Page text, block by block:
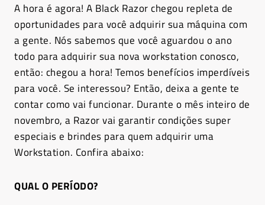
A hora é agora! A Black Razor chegou repleta de
oportunidades para você adquirir sua máquina com
a gente. Nós sabemos que você aguardou o ano
todo para adquirir sua nova workstation conosco,
então: chegou a hora! Temos benefícios imperdíveis
para você. Se interessou? Então, deixa a gente te
contar como vai funcionar. Durante o mês inteiro de
novembro, a Razor vai garantir condições super
especiais e brindes para quem adquirir uma
Workstation. Confira abaixo:
QUAL O PERÍODO?